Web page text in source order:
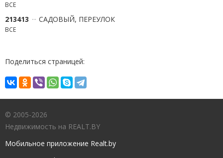
ВСЕ
213413 САДОВЫЙ, ПЕРЕУЛОК
ВСЕ
Поделиться страницей:
© 2005-2026
Недвижимость на REALT.BY
Мобильное приложение Realt.by